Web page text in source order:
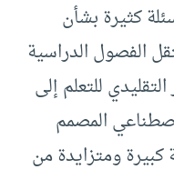
كثيرة بشأن
الفصول الدراسية
للتعلم إلى
المصمم
ومتزايدة من